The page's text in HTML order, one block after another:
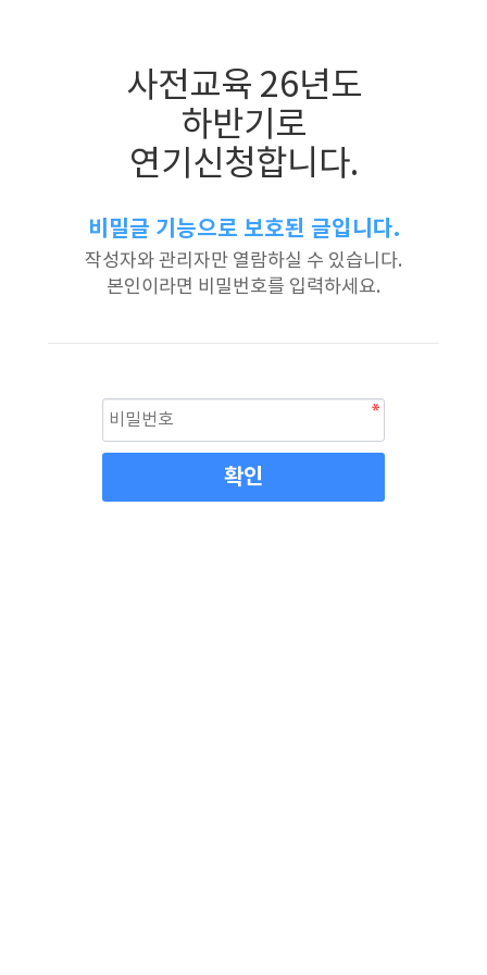
사전교육 26년도
하반기로
연기신청합니다.
비밀글 기능으로 보호된 글입니다.
작성자와 관리자만 열람하실 수 있습니다.
본인이라면 비밀번호를 입력하세요.